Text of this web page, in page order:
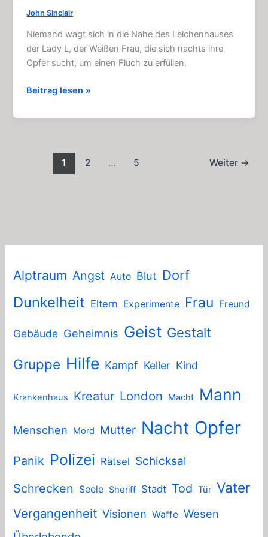
Alptraum Angst Auto Blut Dorf
Dunkelheit Eltern Experimente Frau Freund
Gebäude Geheimnis Geist Gestalt
Gruppe Hilfe Kampf Keller Kind
Krankenhaus Kreatur London Macht Mann
Menschen Mord Mutter Nacht Opfer
Panik Polizei Rätsel Schicksal
Schrecken
Seele Sheriff Stadt Tod Tür Vater
Vergangenheit Visionen Waffe Wesen
John Sinclair
Niemand wagt sich in die Nähe des Leichenhauses
der Lady L, der Weißen Frau, die sich nachts ihre
Opfer sucht, um einen Fluch zu erfüllen.
Das
der
Beitrag lesen »
1 2 … 5 Weiter →